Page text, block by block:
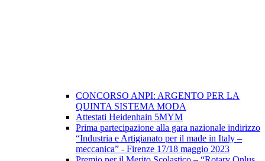
CONCORSO ANPI: ARGENTO PER LA
QUINTA SISTEMA MODA
Attestati Heidenhain 5MYM
Prima partecipazione alla gara nazionale indirizzo
“Industria e Artigianato per il made in Italy –
meccanica” - Firenze 17/18 maggio 2023